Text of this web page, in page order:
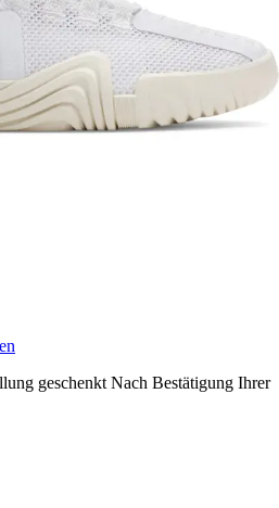
geschenkt Nach Bestätigung Ihrer